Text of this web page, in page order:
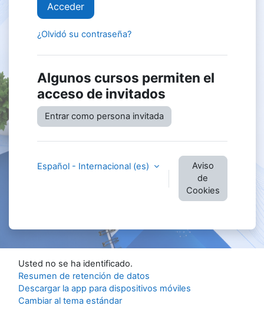
Acceder
¿Olvidó su contraseña?
Algunos cursos permiten el
acceso de invitados
Entrar como persona invitada
Español - Internacional ‎(es)‎
Aviso
de
Cookies
Usted no se ha identificado.
Resumen de retención de datos
Descargar la app para dispositivos móviles
Cambiar al tema estándar